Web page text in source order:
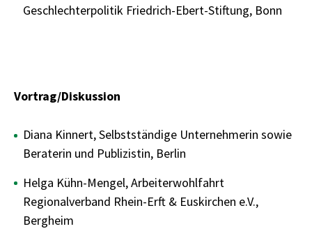
Geschlechterpolitik Friedrich-Ebert-Stiftung, Bonn
Vortrag/Diskussion
Diana Kinnert, Selbstständige Unternehmerin sowie
Beraterin und Publizistin, Berlin
Helga Kühn-Mengel, Arbeiterwohlfahrt
Regionalverband Rhein-Erft & Euskirchen e.V.,
Bergheim